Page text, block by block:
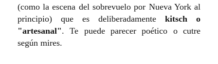
(como la escena del sobrevuelo por Nueva York al
principio) que es deliberadamentekitsch o
"artesanal". Te puede parecer poético o cutre
según mires.